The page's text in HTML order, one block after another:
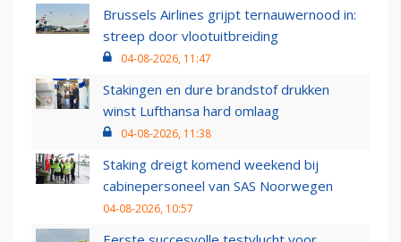
Brussels Airlines grijpt ternauwernood in:
streep door vlootuitbreiding
04-08-2026, 11:47
Stakingen en dure brandstof drukken
winst Lufthansa hard omlaag
04-08-2026, 11:38
Staking dreigt komend weekend bij
cabinepersoneel van SAS Noorwegen
04-08-2026, 10:57